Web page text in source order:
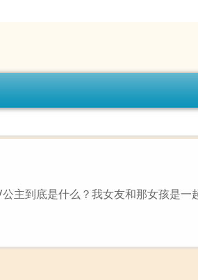
主到底是什么？我女友和那女孩是一